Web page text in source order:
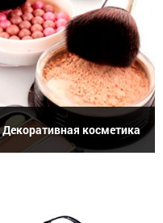
Декоративная косметика